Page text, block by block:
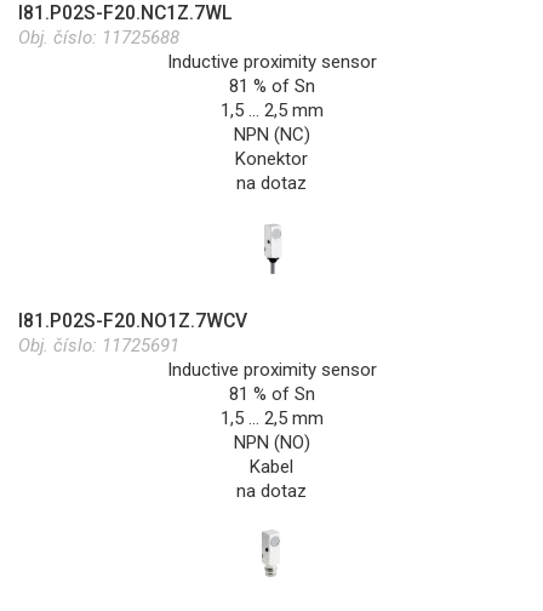
I81.P02S-F20.NC1Z.7WL
Obj. číslo: 11725688
Inductive proximity sensor
81 % of Sn
1,5 … 2,5 mm
NPN (NC)
Konektor
na dotaz
I81.P02S-F20.NO1Z.7WCV
Obj. číslo: 11725691
Inductive proximity sensor
81 % of Sn
1,5 … 2,5 mm
NPN (NO)
Kabel
na dotaz